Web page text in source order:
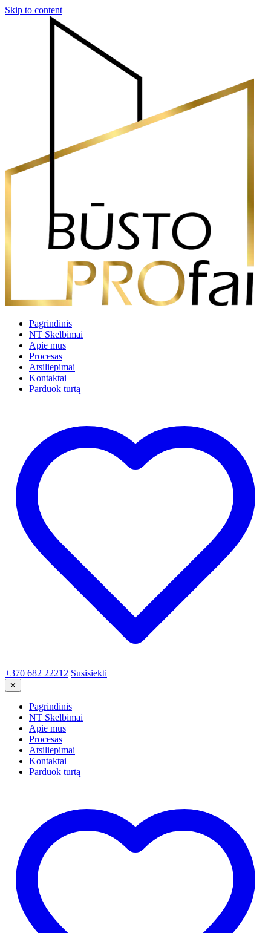
Skip to content
Pagrindinis
NT Skelbimai
Apie mus
Procesas
Atsiliepimai
Kontaktai
Parduok turtą
+370 682 22212 Susisiekti
✕
Pagrindinis
NT Skelbimai
Apie mus
Procesas
Atsiliepimai
Kontaktai
Parduok turtą